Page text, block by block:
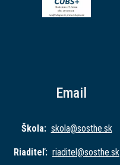
Email
Škola: skola@sosthe.sk
Riaditeľ: riaditel@sosthe.sk